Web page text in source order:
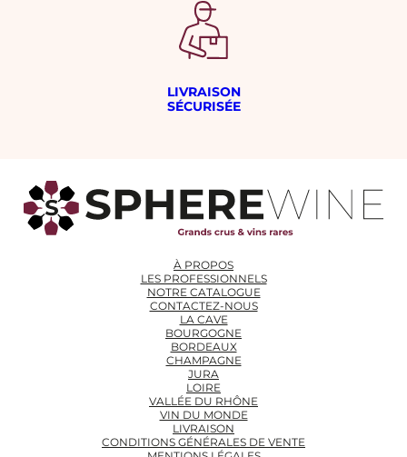
LIVRAISON
SÉCURISÉE
À PROPOS
LES PROFESSIONNELS
NOTRE CATALOGUE
CONTACTEZ-NOUS
LA CAVE
BOURGOGNE
BORDEAUX
CHAMPAGNE
JURA
LOIRE
VALLÉE DU RHÔNE
VIN DU MONDE
LIVRAISON
CONDITIONS GÉNÉRALES DE VENTE